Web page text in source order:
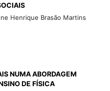
Henrique Brasão Martins
NUMA ABORDAGEM
DE FÍSICA